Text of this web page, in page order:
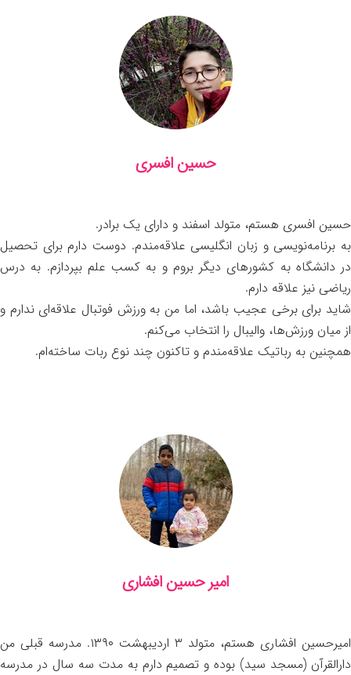
حسین افسری
حسین افسری هستم، متولد اسفند و دارای یک برادر.
به برنامه‌نویسی و زبان انگلیسی علاقه‌مندم. دوست دارم برای تحصیل
در دانشگاه به کشورهای دیگر بروم و به کسب علم بپردازم. به درس
ریاضی نیز علاقه دارم.
شاید برای برخی عجیب باشد، اما من به ورزش فوتبال علاقه‌ای ندارم و
از میان ورزش‌ها، والیبال را انتخاب می‌کنم.
همچنین به رباتیک علاقه‌مندم و تاکنون چند نوع ربات ساخته‌ام.
امیر حسین افشاری
امیرحسین افشاری هستم، متولد ۳ اردیبهشت ۱۳۹۰. مدرسه قبلی من
دارالقرآن (مسجد سید) بوده و تصمیم دارم به مدت سه سال در مدرسه